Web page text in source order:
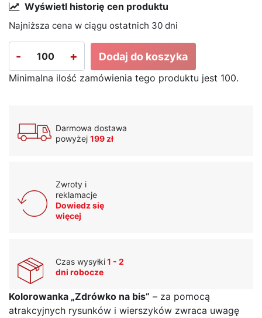
Wyświetl historię cen produktu
Najniższa cena w ciągu ostatnich 30 dni
- + Dodaj do koszyka
Minimalna ilość zamówienia tego produktu jest 100.
Darmowa dostawa
powyżej 199 zł
Zwroty i
reklamacje
Dowiedz się
więcej
Czas wysyłki1 - 2
dni robocze
Kolorowanka „Zdrówko na bis” – za pomocą
atrakcyjnych rysunków i wierszyków zwraca uwagę